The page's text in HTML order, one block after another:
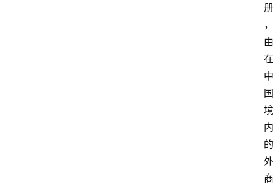
册
，
由
在
中
国
境
内
的
外
商